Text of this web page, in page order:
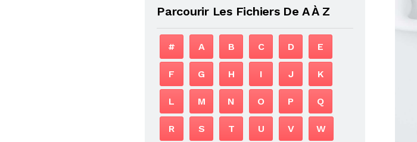
Parcourir Les Fichiers De A À Z
# A B C D E
F G H I J K
L M N O P Q
R S T U V W